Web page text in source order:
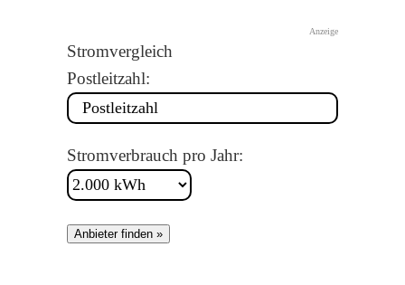
Anzeige
Stromvergleich
Postleitzahl:
Stromverbrauch pro Jahr:
Anbieter finden »